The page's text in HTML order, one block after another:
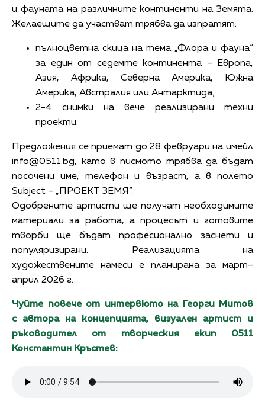
и фауната на различните континенти на Земята.
Желаещите да участват трябва да изпратят:
пълноцветна скица на тема „Флора и фауна“
за един от седемте континента – Европа,
Азия, Африка, Северна Америка, Южна
Америка, Австралия или Антарктида;
2–4 снимки на вече реализирани техни
проекти.
Предложения се приемат до 28 февруари на имейл
info@0511.bg, като в писмото трябва да бъдат
посочени име, телефон и възраст, а в полето
Subject – „ПРОЕКТ ЗЕМЯ“.
Одобрените артисти ще получат необходимите
материали за работа, а процесът и готовите
творби ще бъдат професионално заснети и
популяризирани. Реализацията на
художествените намеси е планирана за март–
април 2026 г.
Чуйте повече от интервюто на Георги Митов
с автора на концепцията, визуален артист и
ръководител от творческия екип 0511
Константин Кръстев: